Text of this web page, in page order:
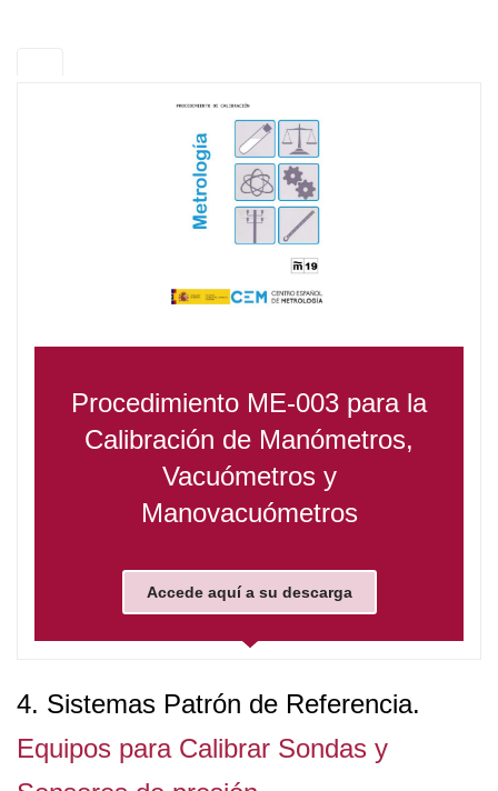
Procedimiento ME-003 para la
Calibración de Manómetros,
Vacuómetros y
Manovacuómetros
Accede aquí a su descarga
4. Sistemas Patrón de Referencia.
Equipos para Calibrar Sondas y